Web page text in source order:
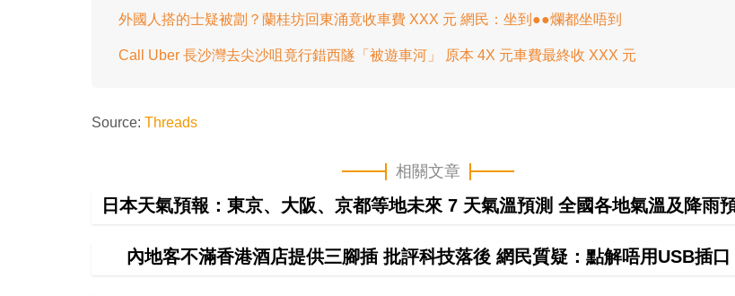
外國人搭的士疑被劏？蘭桂坊回東涌竟收車費 XXX 元 網民：坐到●●爛都坐唔到
Call Uber 長沙灣去尖沙咀竟行錯西隧「被遊車河」 原本 4X 元車費最終收 XXX 元
Source: Threads
相關文章
日本天氣預報：東京、大阪、京都等地未來 7 天氣溫預測 全國各地氣溫及降雨
內地客不滿香港酒店提供三腳插 批評科技落後 網民質疑：點解唔用USB插口